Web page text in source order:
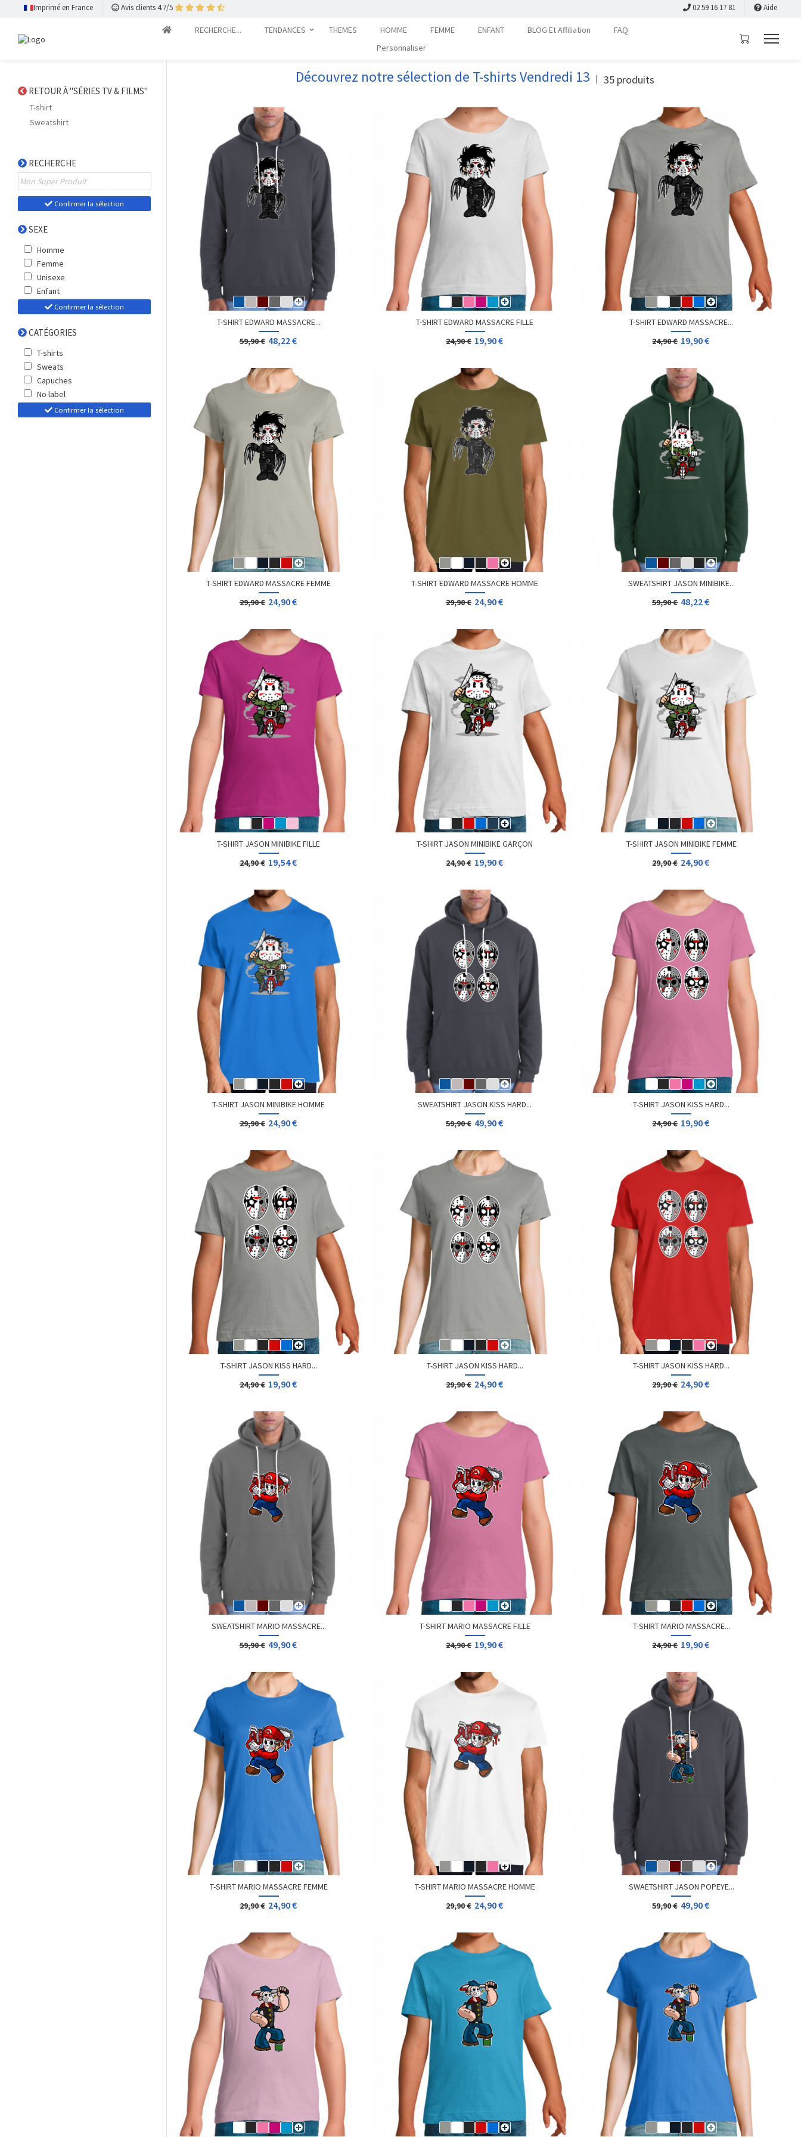
Imprimé en France Avis clients 4.7/5 02 59 16 17 81 Aide
RECHERCHE... TENDANCES THEMES HOMME FEMME ENFANT BLOG Et Affiliation
FAQ
Personnaliser
RETOUR À "SÉRIES TV & FILMS"
T-shirt
Sweatshirt
RECHERCHE
Confirmer la sélection
SEXE
Homme
Femme
Unisexe
Enfant
Confirmer la sélection
CATÉGORIES
T-shirts
Sweats
Capuches
No label
Confirmer la sélection
Découvrez notre sélection de T-shirts Vendredi 13 | 35 produits
T-SHIRT EDWARD MASSACRE...
59,90 € 48,22 €
T-SHIRT EDWARD MASSACRE FILLE
24,90 € 19,90 €
T-SHIRT EDWARD MASSACRE...
24,90 € 19,90 €
T-SHIRT EDWARD MASSACRE FEMME
29,90 € 24,90 €
T-SHIRT EDWARD MASSACRE HOMME
29,90 € 24,90 €
SWEATSHIRT JASON MINIBIKE...
59,90 € 48,22 €
T-SHIRT JASON MINIBIKE FILLE
24,90 € 19,54 €
T-SHIRT JASON MINIBIKE GARÇON
24,90 € 19,90 €
T-SHIRT JASON MINIBIKE FEMME
29,90 € 24,90 €
T-SHIRT JASON MINIBIKE HOMME
29,90 € 24,90 €
SWEATSHIRT JASON KISS HARD...
59,90 € 49,90 €
T-SHIRT JASON KISS HARD...
24,90 € 19,90 €
T-SHIRT JASON KISS HARD...
24,90 € 19,90 €
T-SHIRT JASON KISS HARD...
29,90 € 24,90 €
T-SHIRT JASON KISS HARD...
29,90 € 24,90 €
SWEATSHIRT MARIO MASSACRE...
59,90 € 49,90 €
T-SHIRT MARIO MASSACRE FILLE
24,90 € 19,90 €
T-SHIRT MARIO MASSACRE...
24,90 € 19,90 €
T-SHIRT MARIO MASSACRE FEMME
29,90 € 24,90 €
T-SHIRT MARIO MASSACRE HOMME
29,90 € 24,90 €
SWAETSHIRT JASON POPEYE...
59,90 € 49,90 €